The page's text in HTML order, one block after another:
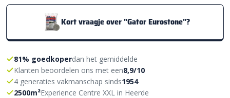
Kort vraagje over "Gator Eurostone"?
81% goedkoperdan het gemiddelde
Klanten beoordelen ons met een8,9/10
4 generaties vakmanschap sinds1954
2500m²Experience Centre XXL in Heerde